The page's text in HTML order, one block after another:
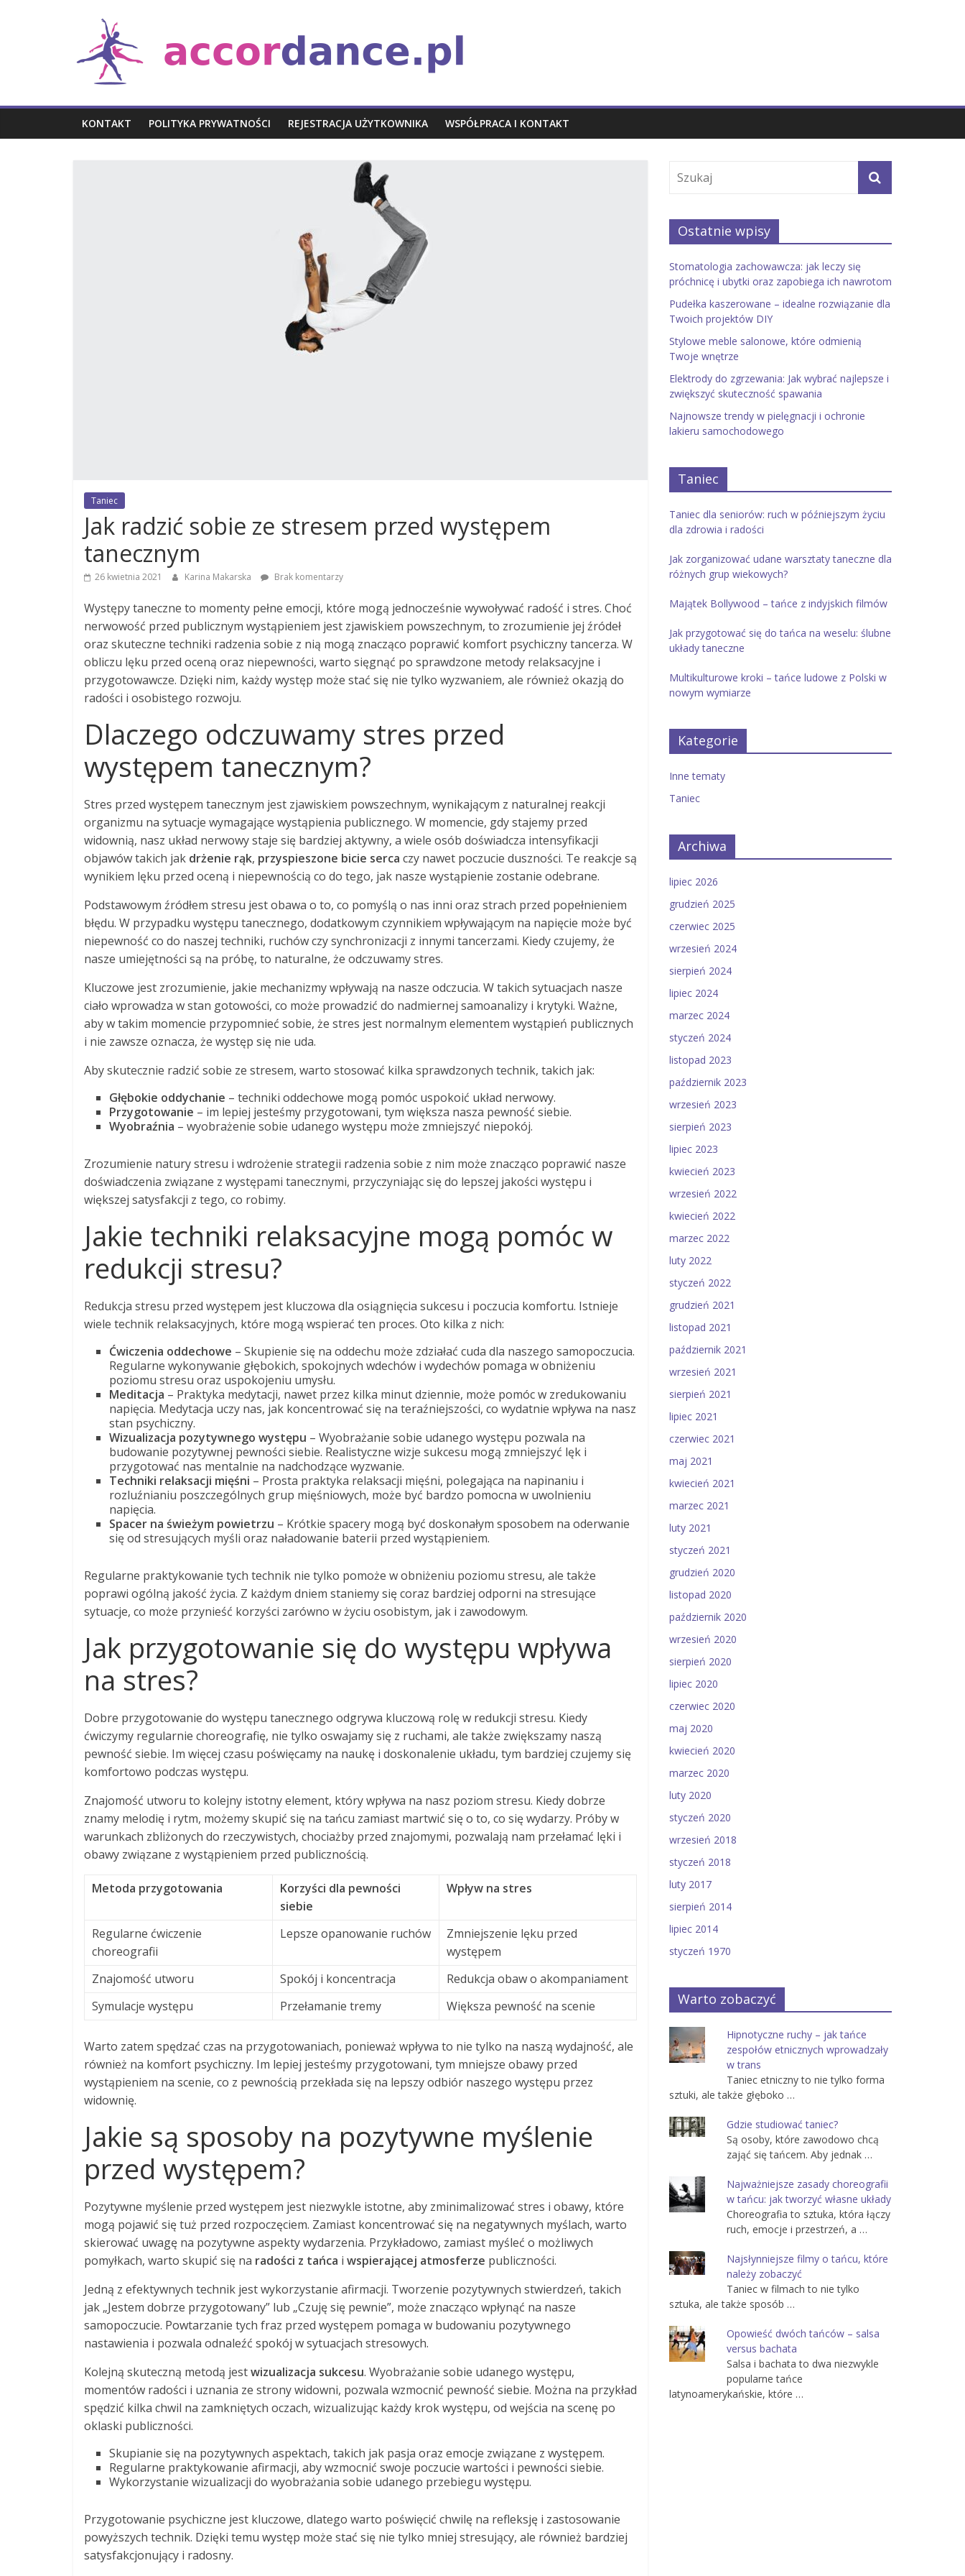
Taniec
i
muzyka
KONTAKT POLITYKA PRYWATNOŚCI REJESTRACJA UŻYTKOWNIKA WSPÓŁPRACA I KONTAKT
Taniec
Jak radzić sobie ze stresem przed występem
tanecznym
26 kwietnia 2021 Karina Makarska Brak komentarzy
Występy taneczne to momenty pełne emocji, które mogą jednocześnie wywoływać radość i stres. Choć
nerwowość przed publicznym wystąpieniem jest zjawiskiem powszechnym, to zrozumienie jej źródeł
oraz skuteczne techniki radzenia sobie z nią mogą znacząco poprawić komfort psychiczny tancerza. W
obliczu lęku przed oceną oraz niepewności, warto sięgnąć po sprawdzone metody relaksacyjne i
przygotowawcze. Dzięki nim, każdy występ może stać się nie tylko wyzwaniem, ale również okazją do
radości i osobistego rozwoju.
Dlaczego odczuwamy stres przed
występem tanecznym?
Stres przed występem tanecznym jest zjawiskiem powszechnym, wynikającym z naturalnej reakcji
organizmu na sytuacje wymagające wystąpienia publicznego. W momencie, gdy stajemy przed
widownią, nasz układ nerwowy staje się bardziej aktywny, a wiele osób doświadcza intensyfikacji
objawów takich jak drżenie rąk, przyspieszone bicie serca czy nawet poczucie duszności. Te reakcje są
wynikiem lęku przed oceną i niepewnością co do tego, jak nasze wystąpienie zostanie odebrane.
Podstawowym źródłem stresu jest obawa o to, co pomyślą o nas inni oraz strach przed popełnieniem
błędu. W przypadku występu tanecznego, dodatkowym czynnikiem wpływającym na napięcie może być
niepewność co do naszej techniki, ruchów czy synchronizacji z innymi tancerzami. Kiedy czujemy, że
nasze umiejętności są na próbę, to naturalne, że odczuwamy stres.
Kluczowe jest zrozumienie, jakie mechanizmy wpływają na nasze odczucia. W takich sytuacjach nasze
ciało wprowadza w stan gotowości, co może prowadzić do nadmiernej samoanalizy i krytyki. Ważne,
aby w takim momencie przypomnieć sobie, że stres jest normalnym elementem wystąpień publicznych
i nie zawsze oznacza, że występ się nie uda.
Aby skutecznie radzić sobie ze stresem, warto stosować kilka sprawdzonych technik, takich jak:
Głębokie oddychanie – techniki oddechowe mogą pomóc uspokoić układ nerwowy.
Przygotowanie – im lepiej jesteśmy przygotowani, tym większa nasza pewność siebie.
Wyobraźnia – wyobrażenie sobie udanego występu może zmniejszyć niepokój.
Zrozumienie natury stresu i wdrożenie strategii radzenia sobie z nim może znacząco poprawić nasze
doświadczenia związane z występami tanecznymi, przyczyniając się do lepszej jakości występu i
większej satysfakcji z tego, co robimy.
Jakie techniki relaksacyjne mogą pomóc w
redukcji stresu?
Redukcja stresu przed występem jest kluczowa dla osiągnięcia sukcesu i poczucia komfortu. Istnieje
wiele technik relaksacyjnych, które mogą wspierać ten proces. Oto kilka z nich:
Ćwiczenia oddechowe – Skupienie się na oddechu może zdziałać cuda dla naszego samopoczucia.
Regularne wykonywanie głębokich, spokojnych wdechów i wydechów pomaga w obniżeniu
poziomu stresu oraz uspokojeniu umysłu.
Meditacja – Praktyka medytacji, nawet przez kilka minut dziennie, może pomóc w zredukowaniu
napięcia. Medytacja uczy nas, jak koncentrować się na teraźniejszości, co wydatnie wpływa na nasz
stan psychiczny.
Wizualizacja pozytywnego występu – Wyobrażanie sobie udanego występu pozwala na
budowanie pozytywnej pewności siebie. Realistyczne wizje sukcesu mogą zmniejszyć lęk i
przygotować nas mentalnie na nadchodzące wyzwanie.
Techniki relaksacji mięśni – Prosta praktyka relaksacji mięśni, polegająca na napinaniu i
rozluźnianiu poszczególnych grup mięśniowych, może być bardzo pomocna w uwolnieniu
napięcia.
Spacer na świeżym powietrzu – Krótkie spacery mogą być doskonałym sposobem na oderwanie
się od stresujących myśli oraz naładowanie baterii przed wystąpieniem.
Regularne praktykowanie tych technik nie tylko pomoże w obniżeniu poziomu stresu, ale także
poprawi ogólną jakość życia. Z każdym dniem staniemy się coraz bardziej odporni na stresujące
sytuacje, co może przynieść korzyści zarówno w życiu osobistym, jak i zawodowym.
Jak przygotowanie się do występu wpływa
na stres?
Dobre przygotowanie do występu tanecznego odgrywa kluczową rolę w redukcji stresu. Kiedy
ćwiczymy regularnie choreografię, nie tylko oswajamy się z ruchami, ale także zwiększamy naszą
pewność siebie. Im więcej czasu poświęcamy na naukę i doskonalenie układu, tym bardziej czujemy się
komfortowo podczas występu.
Znajomość utworu to kolejny istotny element, który wpływa na nasz poziom stresu. Kiedy dobrze
znamy melodię i rytm, możemy skupić się na tańcu zamiast martwić się o to, co się wydarzy. Próby w
warunkach zbliżonych do rzeczywistych, chociażby przed znajomymi, pozwalają nam przełamać lęki i
obawy związane z wystąpieniem przed publicznością.
Metoda przygotowania
Korzyści dla pewności
siebie
Wpływ na stres
Regularne ćwiczenie
choreografii
Lepsze opanowanie ruchów
Zmniejszenie lęku przed
występem
Znajomość utworu
Spokój i koncentracja
Redukcja obaw o akompaniament
Symulacje występu
Przełamanie tremy Większa pewność na scenie
Warto zatem spędzać czas na przygotowaniach, ponieważ wpływa to nie tylko na naszą wydajność, ale
również na komfort psychiczny. Im lepiej jesteśmy przygotowani, tym mniejsze obawy przed
wystąpieniem na scenie, co z pewnością przekłada się na lepszy odbiór naszego występu przez
widownię.
Jakie są sposoby na pozytywne myślenie
przed występem?
Pozytywne myślenie przed występem jest niezwykle istotne, aby zminimalizować stres i obawy, które
mogą pojawić się tuż przed rozpoczęciem. Zamiast koncentrować się na negatywnych myślach, warto
skierować uwagę na pozytywne aspekty wydarzenia. Przykładowo, zamiast myśleć o możliwych
pomyłkach, warto skupić się na radości z tańca i wspierającej atmosferze publiczności.
Jedną z efektywnych technik jest wykorzystanie afirmacji. Tworzenie pozytywnych stwierdzeń, takich
jak „Jestem dobrze przygotowany” lub „Czuję się pewnie”, może znacząco wpłynąć na nasze
samopoczucie. Powtarzanie tych fraz przed występem pomaga w budowaniu pozytywnego
nastawienia i pozwala odnaleźć spokój w sytuacjach stresowych.
Kolejną skuteczną metodą jestwizualizacja sukcesu. Wyobrażanie sobie udanego występu,
momentów radości i uznania ze strony widowni, pozwala wzmocnić pewność siebie. Można na przykład
spędzić kilka chwil na zamkniętych oczach, wizualizując każdy krok występu, od wejścia na scenę po
oklaski publiczności.
Skupianie się na pozytywnych aspektach, takich jak pasja oraz emocje związane z występem.
Regularne praktykowanie afirmacji, aby wzmocnić swoje poczucie wartości i pewności siebie.
Wykorzystanie wizualizacji do wyobrażania sobie udanego przebiegu występu.
Przygotowanie psychiczne jest kluczowe, dlatego warto poświęcić chwilę na refleksję i zastosowanie
powyższych technik. Dzięki temu występ może stać się nie tylko mniej stresujący, ale również bardziej
satysfakcjonujący i radosny.
Ostatnie wpisy
Stomatologia zachowawcza: jak leczy się
próchnicę i ubytki oraz zapobiega ich nawrotom
Pudełka kaszerowane – idealne rozwiązanie dla
Twoich projektów DIY
Stylowe meble salonowe, które odmienią
Twoje wnętrze
Elektrody do zgrzewania: Jak wybrać najlepsze i
zwiększyć skuteczność spawania
Najnowsze trendy w pielęgnacji i ochronie
lakieru samochodowego
Taniec
Taniec dla seniorów: ruch w późniejszym życiu
dla zdrowia i radości
Jak zorganizować udane warsztaty taneczne dla
różnych grup wiekowych?
Majątek Bollywood – tańce z indyjskich filmów
Jak przygotować się do tańca na weselu: ślubne
układy taneczne
Multikulturowe kroki – tańce ludowe z Polski w
nowym wymiarze
Kategorie
Inne tematy
Taniec
Archiwa
lipiec 2026
grudzień 2025
czerwiec 2025
wrzesień 2024
sierpień 2024
lipiec 2024
marzec 2024
styczeń 2024
listopad 2023
październik 2023
wrzesień 2023
sierpień 2023
lipiec 2023
kwiecień 2023
wrzesień 2022
kwiecień 2022
marzec 2022
luty 2022
styczeń 2022
grudzień 2021
listopad 2021
październik 2021
wrzesień 2021
sierpień 2021
lipiec 2021
czerwiec 2021
maj 2021
kwiecień 2021
marzec 2021
luty 2021
styczeń 2021
grudzień 2020
listopad 2020
październik 2020
wrzesień 2020
sierpień 2020
lipiec 2020
czerwiec 2020
maj 2020
kwiecień 2020
marzec 2020
luty 2020
styczeń 2020
wrzesień 2018
styczeń 2018
luty 2017
sierpień 2014
lipiec 2014
styczeń 1970
Warto zobaczyć
Hipnotyczne ruchy – jak tańce
zespołów etnicznych wprowadzały
w trans
Taniec etniczny to nie tylko forma
sztuki, ale także głęboko …
Gdzie studiować taniec?
Są osoby, które zawodowo chcą
zająć się tańcem. Aby jednak …
Najważniejsze zasady choreografii
w tańcu: jak tworzyć własne układy
Choreografia to sztuka, która łączy
ruch, emocje i przestrzeń, a …
Najsłynniejsze filmy o tańcu, które
należy zobaczyć
Taniec w filmach to nie tylko
sztuka, ale także sposób …
Opowieść dwóch tańców – salsa
versus bachata
Salsa i bachata to dwa niezwykle
popularne tańce
latynoamerykańskie, które …